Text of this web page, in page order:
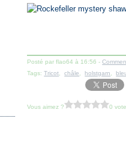
Posté par flao64 à 16:56 -
Tags:Tricot ,châle ,holstgarn ,
Vous aimez ? 0 vote